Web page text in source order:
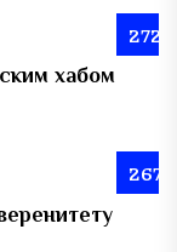
272
хабом
267